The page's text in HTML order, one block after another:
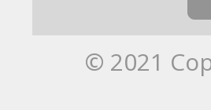
© 2021